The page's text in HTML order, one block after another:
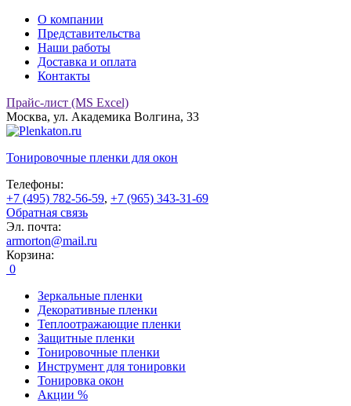
О компании
Представительства
Наши работы
Доставка и оплата
Контакты
Прайс-лист (MS Excel)
Москва, ул. Академика Волгина, 33
Тонировочные пленки для окон
Телефоны:
+7 (495) 782-56-59, +7 (965) 343-31-69
Обратная связь
Эл. почта:
armorton@mail.ru
Корзина:
0
Зеркальные пленки
Декоративные пленки
Теплоотражающие пленки
Защитные пленки
Тонировочные пленки
Инструмент для тонировки
Тонировка окон
Акции %